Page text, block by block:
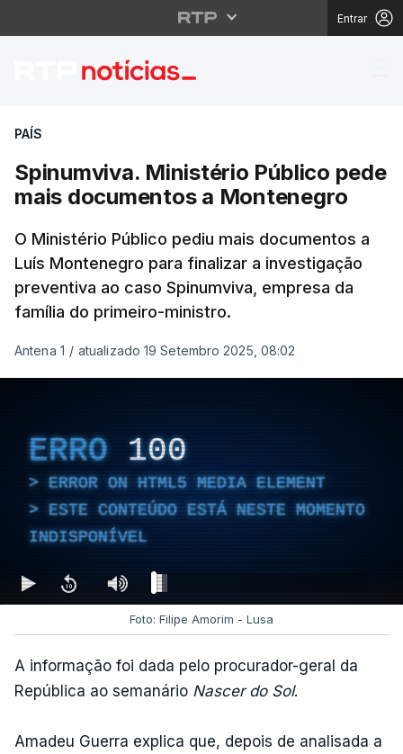
Entrar
Spinumviva.
PAÍS
Spinumviva. Ministério Público pede
mais documentos a Montenegro
O Ministério Público pediu mais documentos a
Luís Montenegro para finalizar a investigação
preventiva ao caso Spinumviva, empresa da
família do primeiro-ministro.
Antena 1 / atualizado 19 Setembro 2025, 08:02
ERRO 100
ERROR ON HTML5 MEDIA ELEMENT
ESTE CONTEÚDO ESTÁ NESTE MOMENTO
INDISPONÍVEL
Foto: Filipe Amorim - Lusa
A informação foi dada pelo procurador-geral da
República ao semanário Nascer do Sol.
Amadeu Guerra explica que, depois de analisada a